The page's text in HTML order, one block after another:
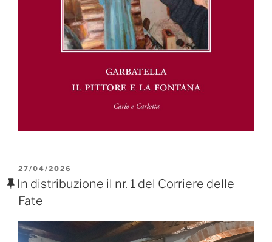
PUBBLICATO
IL
27/04/2026
In distribuzione il nr. 1 del Corriere delle
Fate